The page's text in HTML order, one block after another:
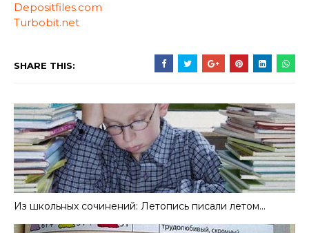
Depositfiles.com
Turbobit.net
SHARE THIS:
Из школьных сочинений: Летопись писали летом…